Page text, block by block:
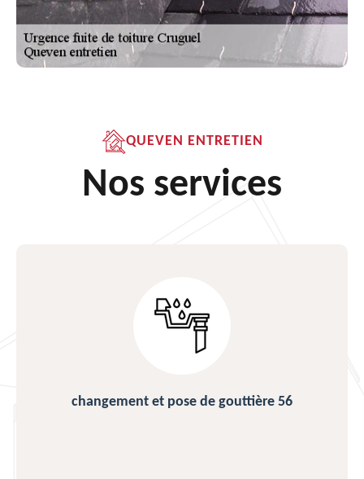
QUEVEN ENTRETIEN
Nos services
changement et pose de gouttière 56